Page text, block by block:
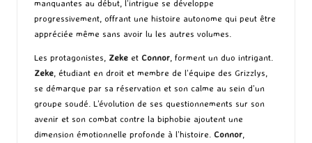
manquantes au début, l’intrigue se développe
progressivement, offrant une histoire autonome qui peut être
appréciée même sans avoir lu les autres volumes.
Les protagonistes, Zeke et Connor, forment un duo intrigant.
Zeke, étudiant en droit et membre de l’équipe des Grizzlys,
se démarque par sa réservation et son calme au sein d’un
groupe soudé. L’évolution de ses questionnements sur son
avenir et son combat contre la biphobie ajoutent une
dimension émotionnelle profonde à l’histoire. Connor,